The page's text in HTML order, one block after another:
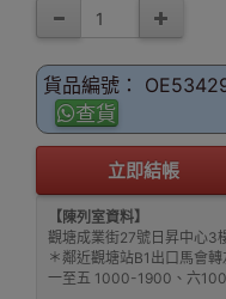
貨品編號：
查貨
立即結帳
【陳列室資料】
觀塘成業街27號日昇中心3
＊鄰近觀塘站B1出口馬會
一至五 1000-1900、六